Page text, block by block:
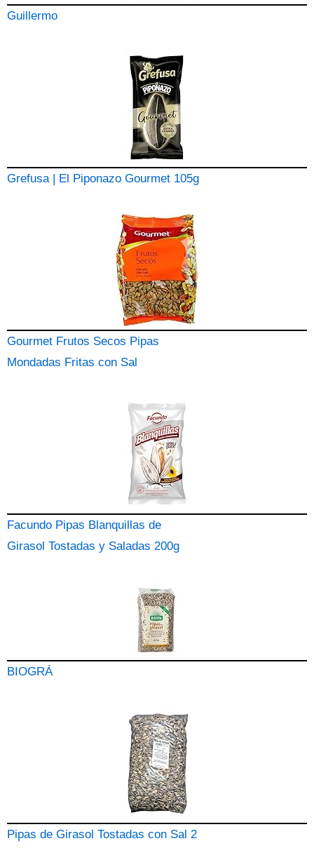
Guillermo
Grefusa | El Piponazo Gourmet 105g
Gourmet Frutos Secos Pipas
Mondadas Fritas con Sal
Facundo Pipas Blanquillas de
Girasol Tostadas y Saladas 200g
BIOGRÁ
Pipas de Girasol Tostadas con Sal 2